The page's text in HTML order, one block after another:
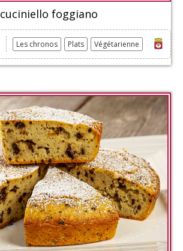
cuciniello foggiano
Les chronos Plats Végétarienne